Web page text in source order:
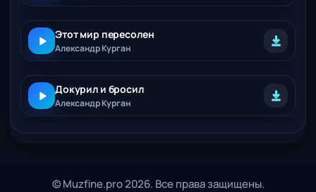
Этот мир пересолен
Александр Курган
Докурил и бросил
Александр Курган
© Muzfine.pro 2026. Все права защищены.